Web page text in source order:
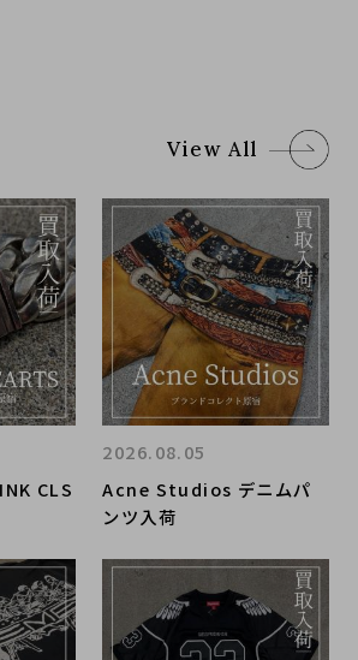
View All
CLS
Acne Studios デニムパ
ンツ入荷
2026.08.05